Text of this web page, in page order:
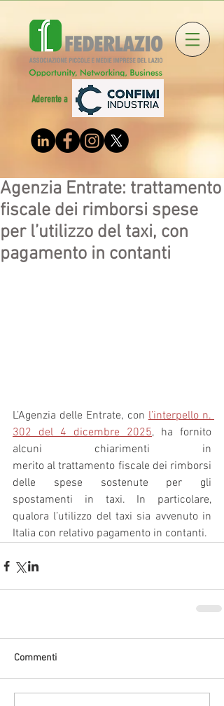
Aderente a
Agenzia Entrate: trattamento
fiscale dei rimborsi spese
per l’utilizzo del taxi, con
pagamento in contanti
L’Agenzia delle Entrate, con l’interpello n.
302 del 4 dicembre 2025, ha fornito
alcuni chiarimenti in
merito al trattamento fiscale dei rimborsi
delle spese sostenute per gli
spostamenti in taxi. In particolare,
qualora l’utilizzo del taxi sia avvenuto in
Italia con relativo pagamento in contanti.
Commenti